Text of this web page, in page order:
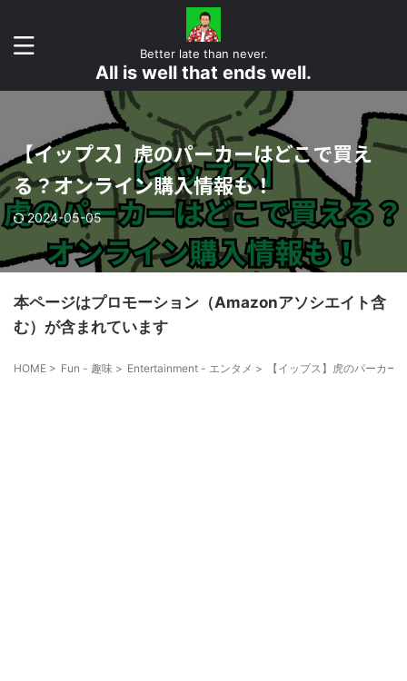
Better late than never.
All is well that ends well.
【イップス】虎のパーカーはどこで買え
る？オンライン購入情報も！
2024-05-05
本ページはプロモーション（Amazonアソシエイト含
む）が含まれています
HOME > Fun - 趣味 > Entertainment - エンタメ > 【イップス】虎のパーカ